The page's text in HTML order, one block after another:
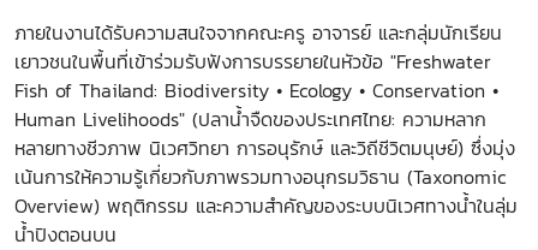
ภายในงานได้รับความสนใจจากคณะครู อาจารย์ และกลุ่มนักเรียน
เยาวชนในพื้นที่เข้าร่วมรับฟังการบรรยายในหัวข้อ "Freshwater
Fish of Thailand: Biodiversity • Ecology • Conservation •
Human Livelihoods" (ปลาน้ำจืดของประเทศไทย: ความหลาก
หลายทางชีวภาพ นิเวศวิทยา การอนุรักษ์ และวิถีชีวิตมนุษย์) ซึ่งมุ่ง
เน้นการให้ความรู้เกี่ยวกับภาพรวมทางอนุกรมวิธาน (Taxonomic
Overview) พฤติกรรม และความสำคัญของระบบนิเวศทางน้ำในลุ่ม
น้ำปิงตอนบน